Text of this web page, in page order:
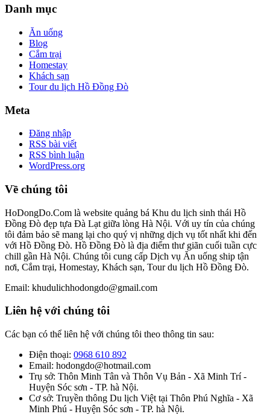
Danh mục
Ăn uống
Blog
Cắm trại
Homestay
Khách sạn
Tour du lịch Hồ Đồng Đò
Meta
Đăng nhập
RSS bài viết
RSS bình luận
WordPress.org
Về chúng tôi
HoDongDo.Com là website quảng bá Khu du lịch sinh thái Hồ
Đồng Đò đẹp tựa Đà Lạt giữa lòng Hà Nội. Với uy tín của chúng
tôi đảm bảo sẽ mang lại cho quý vị những dịch vụ tốt nhất khi đến
với Hồ Đồng Đò. Hồ Đồng Đò là địa điểm thư giãn cuối tuần cực
chill gần Hà Nội. Chúng tôi cung cấp Dịch vụ Ăn uống ship tận
nơi, Cắm trại, Homestay, Khách sạn, Tour du lịch Hồ Đồng Đò.
Email: khudulichhodongdo@gmail.com
Liên hệ với chúng tôi
Các bạn có thể liên hệ với chúng tôi theo thông tin sau:
Điện thoại: 0968 610 892
Email: hodongdo@hotmail.com
Trụ sở: Thôn Minh Tân và Thôn Vụ Bản - Xã Minh Trí -
Huyện Sóc sơn - TP. hà Nội.
Cơ sở: Truyền thông Du lịch Việt tại Thôn Phú Nghĩa - Xã
Minh Phú - Huyện Sóc sơn - TP. hà Nội.